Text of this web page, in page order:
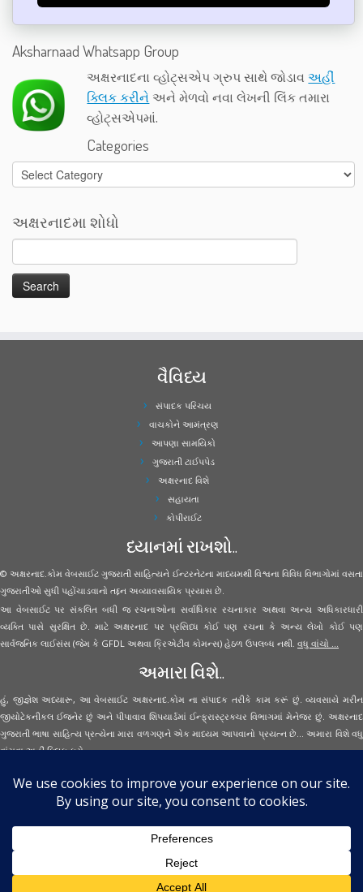
Aksharnaad Whatsapp Group
અક્ષરનાદના વ્હોટ્સએપ ગ્રુપ સાથે જોડાવઅહીં
ક્લિક કરીને અને મેળવો નવા લેખની લિંક તમારા
વ્હોટ્સએપમાં.
Categories
Categories
અક્ષરનાદમા શોધો
વૈવિધ્ય
સંપાદક પરિચય
વાચકોને આમંત્રણ
આપણા સામયિકો
ગુજરાતી ટાઈપપેડ
અક્ષરનાદ વિશે
સહાયતા
કોપીરાઈટ
ધ્યાનમાં રાખશો..
© અક્ષરનાદ.કોમ વેબસાઈટ ગુજરાતી સાહિત્યને ઈન્ટરનેટના માધ્યમથી વિશ્વના વિવિધ વિભાગોમાં વસતા
ગુજરાતીઓ સુધી પહોંચાડવાનો તદ્દન અવ્યાવસાયિક પ્રયાસ છે.
આ વેબસાઈટ પર સંકલિત બધી જ રચનાઓના સર્વાધિકાર રચનાકાર અથવા અન્ય અધિકારધારી
વ્યક્તિ પાસે સુરક્ષિત છે. માટે અક્ષરનાદ પર પ્રસિધ્ધ કોઈ પણ રચના કે અન્ય લેખો કોઈ પણ
સાર્વજનિક લાઈસંસ (જેમ કે GFDL અથવા ક્રિએટીવ કોમન્સ) હેઠળ ઉપલબ્ધ નથી. વધુ વાંચો ...
અમારા વિશે..
હું, જીજ્ઞેશ અધ્યારૂ, આ વેબસાઈટ અક્ષરનાદ.કોમ ના સંપાદક તરીકે કામ કરૂં છું. વ્યવસાયે મરીન
જીયોટેકનીકલ ઈજનેર છું અને પીપાવાવ શિપયાર્ડમાં ઈન્ફ્રાસ્ટ્રક્ચર વિભાગમાં મેનેજર છું. અક્ષરનાદ
ગુજરાતી ભાષા સાહિત્ય પ્રત્યેના મારા વળગણને એક માધ્યમ આપવાનો પ્રયત્ન છે... અમારા વિશે વધુ
વાંચવાઅહીં ક્લિક કરો...
Secured Site Assurance
Aksharnaad.com
By Jignesh Adhyaru ·
· All Rights Reserved ·